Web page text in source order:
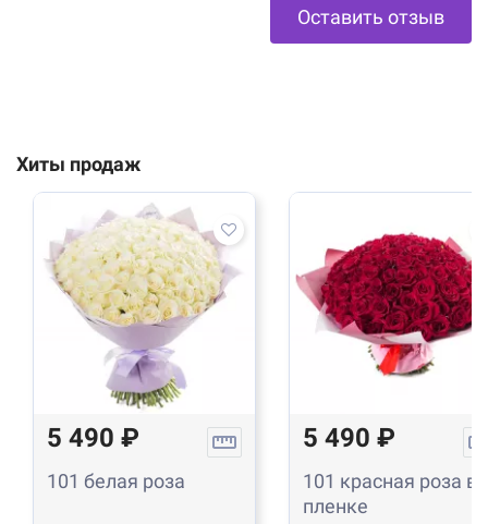
Оставить отзыв
Хиты продаж
5 490 ₽
101 белая роза
5 490 ₽
101 красная роза в
пленке